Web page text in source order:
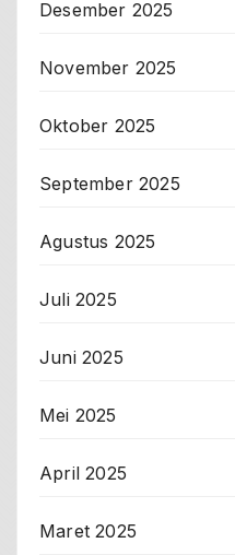
Desember 2025
November 2025
Oktober 2025
September 2025
Agustus 2025
Juli 2025
Juni 2025
Mei 2025
April 2025
Maret 2025